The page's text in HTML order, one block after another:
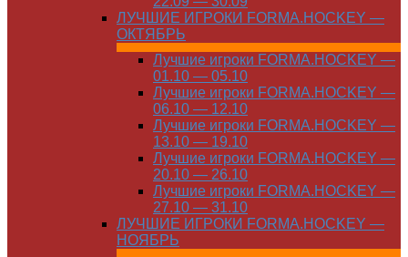
ЛУЧШИЕ ИГРОКИ FORMA.HOCKEY —
ОКТЯБРЬ
Лучшие игроки FORMA.HOCKEY —
01.10 — 05.10
Лучшие игроки FORMA.HOCKEY —
06.10 — 12.10
Лучшие игроки FORMA.HOCKEY —
13.10 — 19.10
Лучшие игроки FORMA.HOCKEY —
20.10 — 26.10
Лучшие игроки FORMA.HOCKEY —
27.10 — 31.10
ЛУЧШИЕ ИГРОКИ FORMA.HOCKEY —
НОЯБРЬ